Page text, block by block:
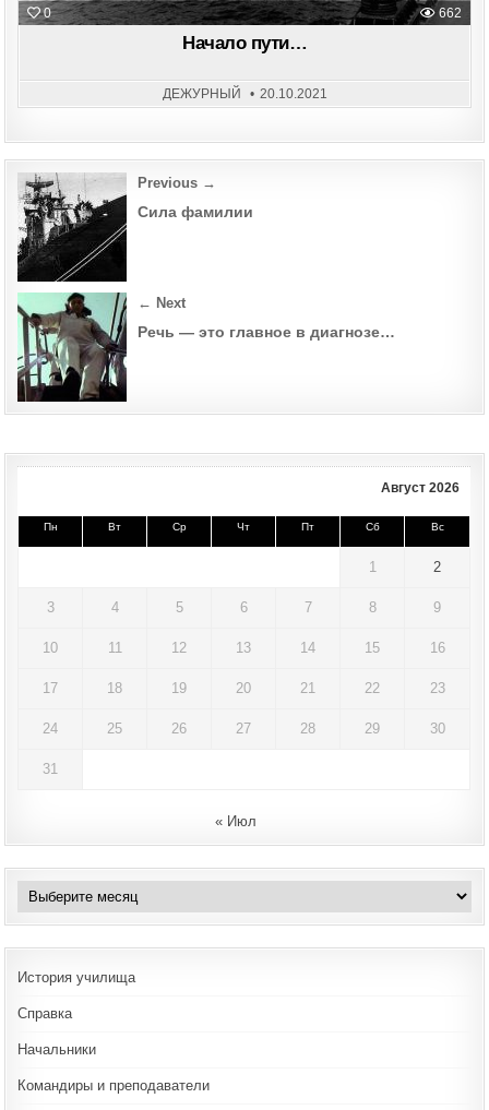
0 662
Начало пути…
ДЕЖУРНЫЙ 20.10.2021
Post
navigation
Previous →
Сила фамилии
← Next
Речь — это главное в диагнозе…
Август 2026
Пн Вт Ср Чт Пт Сб Вс
1 2
3 4 5 6 7 8 9
10 11 12 13 14 15 16
17 18 19 20 21 22 23
24 25 26 27 28 29 30
31
« Июл
Архивы
История училища
Справка
Начальники
Командиры и преподаватели